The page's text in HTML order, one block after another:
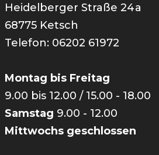
Heidelberger Straße 24a
68775 Ketsch
Telefon: 06202 61972
Montag bis Freitag
9.00 bis 12.00 / 15.00 - 18.00
Samstag 9.00 - 12.00
Mittwochs geschlossen